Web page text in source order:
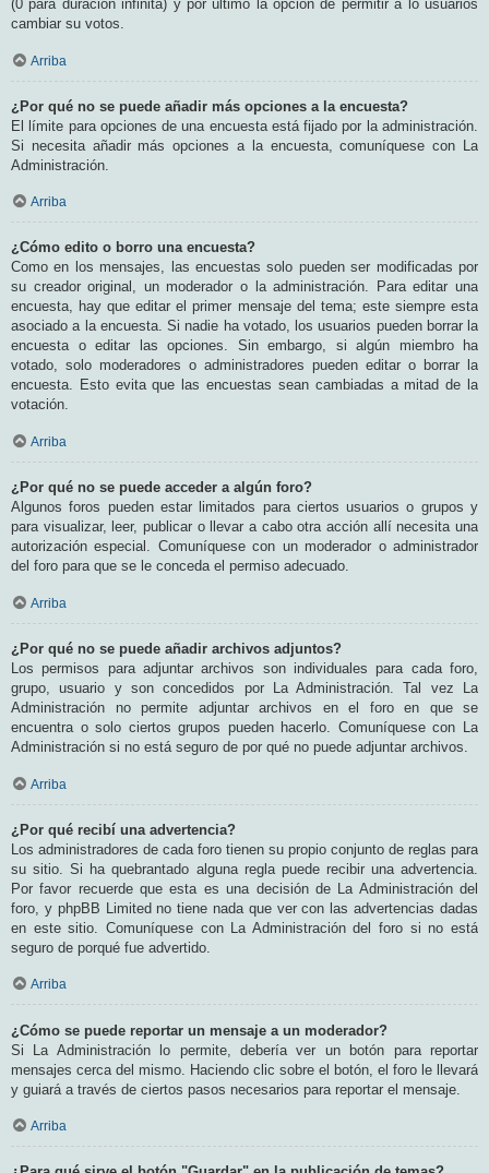
(0 para duración infinita) y por último la opción de permitir a lo usuarios
cambiar su votos.
Arriba
¿Por qué no se puede añadir más opciones a la encuesta?
El límite para opciones de una encuesta está fijado por la administración.
Si necesita añadir más opciones a la encuesta, comuníquese con La
Administración.
Arriba
¿Cómo edito o borro una encuesta?
Como en los mensajes, las encuestas solo pueden ser modificadas por
su creador original, un moderador o la administración. Para editar una
encuesta, hay que editar el primer mensaje del tema; este siempre esta
asociado a la encuesta. Si nadie ha votado, los usuarios pueden borrar la
encuesta o editar las opciones. Sin embargo, si algún miembro ha
votado, solo moderadores o administradores pueden editar o borrar la
encuesta. Esto evita que las encuestas sean cambiadas a mitad de la
votación.
Arriba
¿Por qué no se puede acceder a algún foro?
Algunos foros pueden estar limitados para ciertos usuarios o grupos y
para visualizar, leer, publicar o llevar a cabo otra acción allí necesita una
autorización especial. Comuníquese con un moderador o administrador
del foro para que se le conceda el permiso adecuado.
Arriba
¿Por qué no se puede añadir archivos adjuntos?
Los permisos para adjuntar archivos son individuales para cada foro,
grupo, usuario y son concedidos por La Administración. Tal vez La
Administración no permite adjuntar archivos en el foro en que se
encuentra o solo ciertos grupos pueden hacerlo. Comuníquese con La
Administración si no está seguro de por qué no puede adjuntar archivos.
Arriba
¿Por qué recibí una advertencia?
Los administradores de cada foro tienen su propio conjunto de reglas para
su sitio. Si ha quebrantado alguna regla puede recibir una advertencia.
Por favor recuerde que esta es una decisión de La Administración del
foro, y phpBB Limited no tiene nada que ver con las advertencias dadas
en este sitio. Comuníquese con La Administración del foro si no está
seguro de porqué fue advertido.
Arriba
¿Cómo se puede reportar un mensaje a un moderador?
Si La Administración lo permite, debería ver un botón para reportar
mensajes cerca del mismo. Haciendo clic sobre el botón, el foro le llevará
y guiará a través de ciertos pasos necesarios para reportar el mensaje.
Arriba